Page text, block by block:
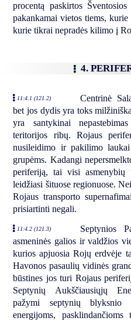
procentą paskirtos
pakankamai vietos tiems,
kurie tikrai nepradės kilimo į
4.
11:4.1 (121.2)
Centrinė
bet jos dydis yra toks
yra santykinai
teritorijos ribų. Rojaus
nusileidimo ir pakilimo
grupėms. Kadangi
periferiją, tai visi asmenybių
leidžiasi šituose regionuose.
Rojaus transporto
prisiartinti negali.
11:4.2 (121.3)
Septynios
asmeninės galios ir valdžios
kurios apjuosia Rojų erdvėje
Havonos pasaulių vidinės
būstines jos turi Rojaus
Septynių Aukščiausiųjų
pažymi septynių
energijoms,